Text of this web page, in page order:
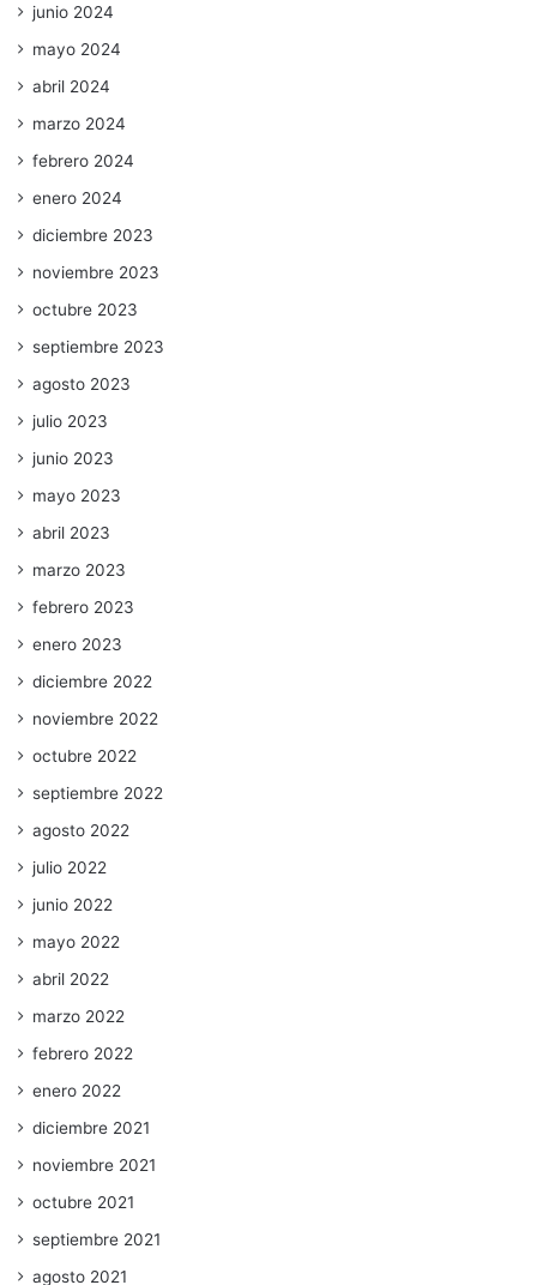
junio 2024
mayo 2024
abril 2024
marzo 2024
febrero 2024
enero 2024
diciembre 2023
noviembre 2023
octubre 2023
septiembre 2023
agosto 2023
julio 2023
junio 2023
mayo 2023
abril 2023
marzo 2023
febrero 2023
enero 2023
diciembre 2022
noviembre 2022
octubre 2022
septiembre 2022
agosto 2022
julio 2022
junio 2022
mayo 2022
abril 2022
marzo 2022
febrero 2022
enero 2022
diciembre 2021
noviembre 2021
octubre 2021
septiembre 2021
agosto 2021